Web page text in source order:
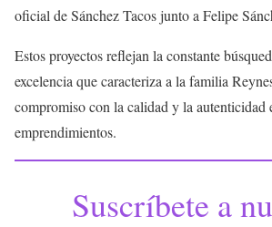
oficial de Sánchez Tacos junto a Felipe
Estos proyectos reflejan la constante
excelencia que caracteriza a la familia
compromiso con la calidad y la autenticidad
emprendimientos.
Suscríbete a